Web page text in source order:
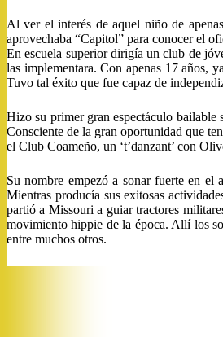
Al ver el interés de aquel niño de
aprovechaba “Capitol” para conocer el
En escuela superior dirigía un club de
las implementara. Con apenas 17 años,
Tuvo tal éxito que fue capaz de
Hizo su primer gran espectáculo bailable
Consciente de la gran oportunidad que
el Club Coameño, un ‘t’danzant’ con
Su nombre empezó a sonar fuerte en
Mientras producía sus exitosas
partió a Missouri a guiar tractores
movimiento hippie de la época. Allí los
entre muchos otros.